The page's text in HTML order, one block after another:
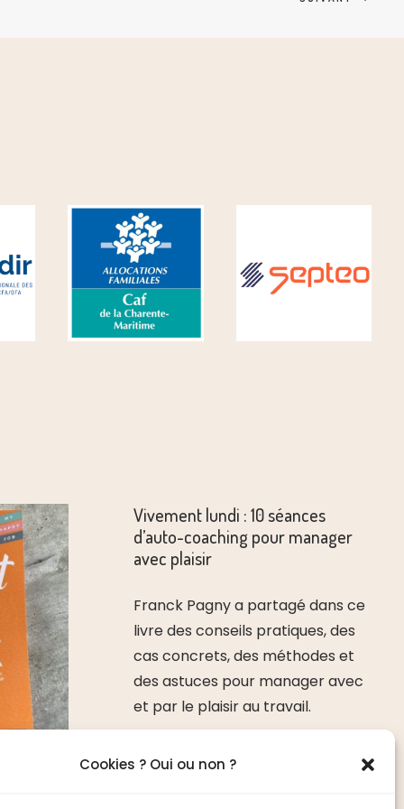
Cookies ? Oui ou non ?
Vivement lundi : 10 séances
d’auto-coaching pour manager
avec plaisir
Franck Pagny a partagé dans ce
livre des conseils pratiques, des
cas concrets, des méthodes et
des astuces pour manager avec
et par le plaisir au travail.